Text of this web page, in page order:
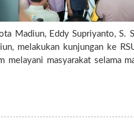
Madiun, Eddy Supriyanto, S.
melakukan kunjungan ke
melayani masyarakat selama
potensi lonjakan kasus
RSUD dan seluruh fasilitas